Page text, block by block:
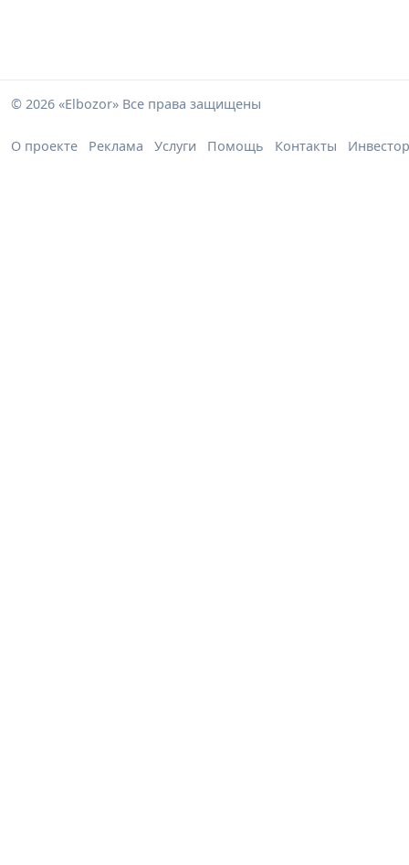
© 2026 «Elbozor» Все права защищены
О проекте Реклама Услуги Помощь Контакты